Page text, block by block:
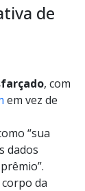
de
, com
em vez de
“sua
dados
da